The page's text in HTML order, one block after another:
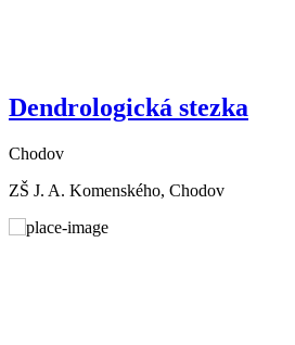
Dendrologická stezka
Chodov
ZŠ J. A. Komenského, Chodov